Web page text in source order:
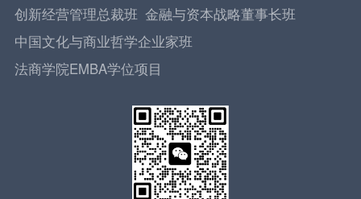
创新经营管理总裁班 金融与资本战略董事长班
中国文化与商业哲学企业家班
法商学院EMBA学位项目